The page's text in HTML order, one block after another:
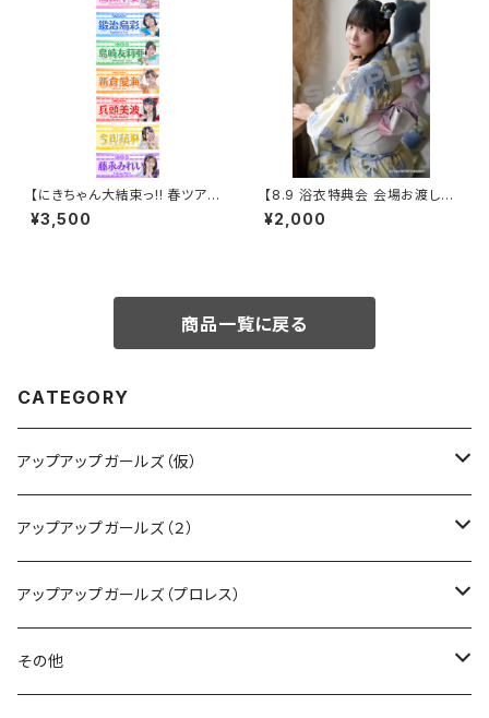
【にきちゃん大結束っ!! 春ツアー
2026】にきちゃんタオル 2026v
er.
¥3,500
【8.9 浴衣特典会 会場お渡し限
定】高見汐珠 浴衣ポートレート
※発送はいたしません
¥2,000
商品一覧に戻る
CATEGORY
アップアップガールズ（仮）
CD・DVD・Blu-ray
Tシャツ
other
アップアップガールズ（２）
Blu-ray
Tシャツ
アップアップガールズ（プロレス）
Tシャツ
その他